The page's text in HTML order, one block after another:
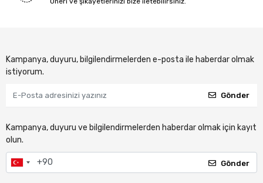
Kampanya, duyuru, bilgilendirmelerden e-posta ile haberdar olmak
istiyorum.
Gönder
Kampanya, duyuru ve bilgilendirmelerden haberdar olmak için kayıt
olun.
Gönder